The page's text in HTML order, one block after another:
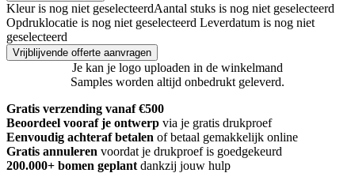
Kleur is nog niet geselecteerdAantal stuks is nog niet geselecteerd
Opdruklocatie is nog niet geselecteerd Leverdatum is nog niet
geselecteerd
Vrijblijvende offerte aanvragen
Je kan je logo uploaden in de winkelmand
Samples worden altijd onbedrukt geleverd.
Gratis verzending vanaf €500
Beoordeel vooraf je ontwerp via je gratis drukproef
Eenvoudig achteraf betalen of betaal gemakkelijk online
Gratis annuleren voordat je drukproef is goedgekeurd
200.000+ bomen geplant dankzij jouw hulp